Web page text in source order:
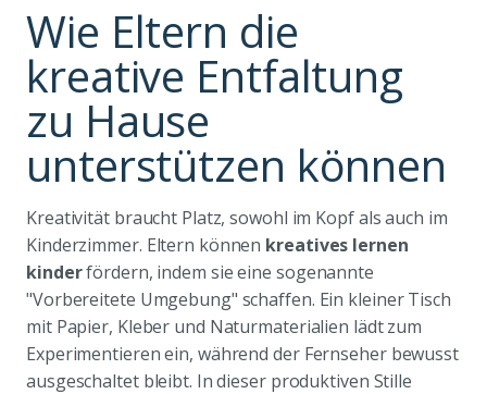
Wie Eltern die
kreative Entfaltung
zu Hause
unterstützen können
Kreativität braucht Platz, sowohl im Kopf als auch im
Kinderzimmer. Eltern können kreatives lernen
kinderfördern, indem sie eine sogenannte
"Vorbereitete Umgebung" schaffen. Ein kleiner Tisch
mit Papier, Kleber und Naturmaterialien lädt zum
Experimentieren ein, während der Fernseher bewusst
ausgeschaltet bleibt. In dieser produktiven Stille